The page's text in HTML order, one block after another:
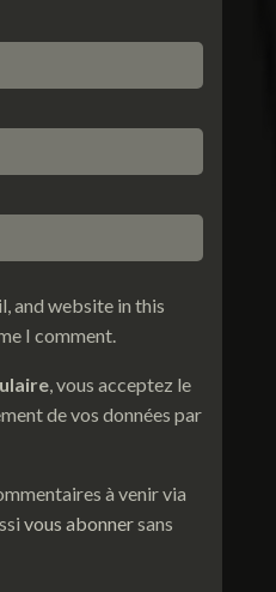
and website in this
I comment.
, vous acceptez le
de vos données par
à venir via
vous abonnersans